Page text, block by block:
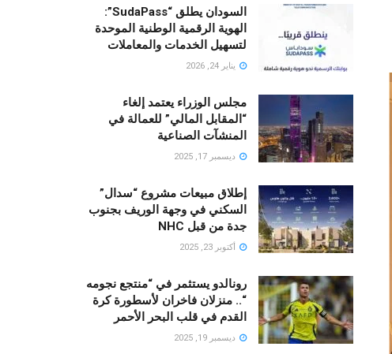
السودان يطلق “SudaPass”:
الهوية الرقمية الوطنية الموحدة
لتسهيل الخدمات والمعاملات
يناير 24, 2026
مجلس الوزراء يعتمد إلغاء
“المقابل المالي” للعمالة في
المنشآت الصناعية
ديسمبر 17, 2025
إطلاق مبيعات مشروع “سدال”
السكني في وجهة الوريف بجنوب
جدة من قبل NHC
أكتوبر 23, 2025
رونالدو يستثمر في “منتجع نجومه
“.. منزلان فاخران لأسطورة كرة
القدم في قلب البحر الأحمر
ديسمبر 19, 2025